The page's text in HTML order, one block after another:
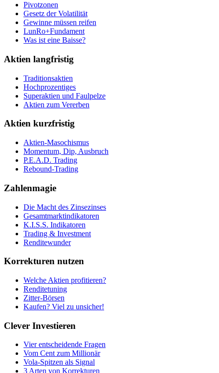
Pivotzonen
Gesetz der Volatilität
Gewinne müssen reifen
LunRo+Fundament
Was ist eine Baisse?
Aktien langfristig
Traditionsaktien
Hochprozentiges
Superaktien und Faulpelze
Aktien zum Vererben
Aktien kurzfristig
Aktien-Masochismus
Momentum, Dip, Ausbruch
P.E.A.D. Trading
Rebound-Trading
Zahlenmagie
Die Macht des Zinsezinses
Gesamtmarktindikatoren
K.I.S.S. Indikatoren
Trading & Investment
Renditewunder
Korrekturen nutzen
Welche Aktien profitieren?
Renditetuning
Zitter-Börsen
Kaufen? Viel zu unsicher!
Clever Investieren
Vier entscheidende Fragen
Vom Cent zum Millionär
Vola-Spitzen als Signal
3 Arten von Korrekturen